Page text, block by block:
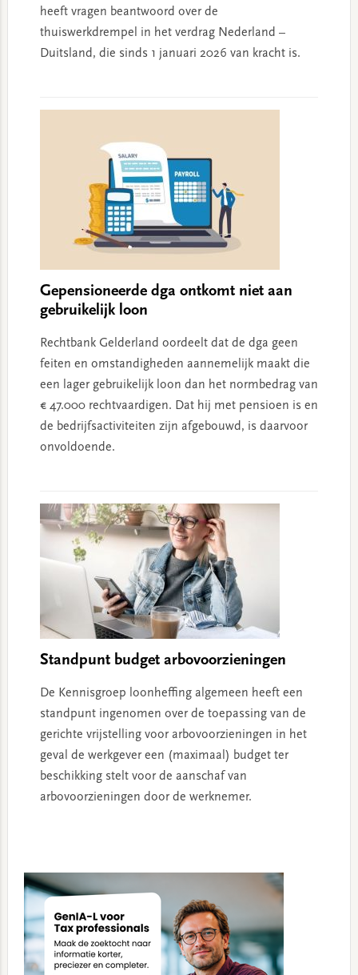
heeft vragen beantwoord over de
thuiswerkdrempel in het verdrag Nederland –
Duitsland, die sinds 1 januari 2026 van kracht is.
Gepensioneerde dga ontkomt niet aan
gebruikelijk loon
Rechtbank Gelderland oordeelt dat de dga geen
feiten en omstandigheden aannemelijk maakt die
een lager gebruikelijk loon dan het normbedrag van
€ 47.000 rechtvaardigen. Dat hij met pensioen is en
de bedrijfsactiviteiten zijn afgebouwd, is daarvoor
onvoldoende.
Standpunt budget arbovoorzieningen
De Kennisgroep loonheffing algemeen heeft een
standpunt ingenomen over de toepassing van de
gerichte vrijstelling voor arbovoorzieningen in het
geval de werkgever een (maximaal) budget ter
beschikking stelt voor de aanschaf van
arbovoorzieningen door de werknemer.
Sidebar